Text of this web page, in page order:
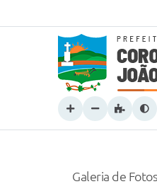
Galeria de Fotos